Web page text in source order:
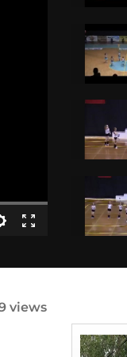
views